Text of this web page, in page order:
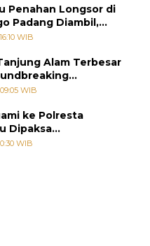
Penahan Longsor di
Padang Diambil,
Terulang
WIB
Alam Terbesar
WIB
ke Polresta
Dipaksa
Pria Lain
WIB